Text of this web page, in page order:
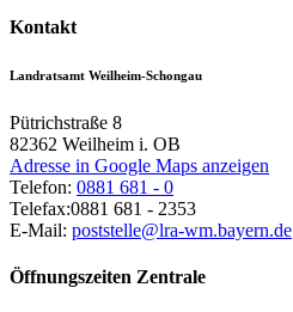
Kontakt
Landratsamt Weilheim-Schongau
Pütrichstraße 8
82362 Weilheim i. OB
Adresse in Google Maps anzeigen
Telefon: 0881 681 - 0
Telefax:0881 681 - 2353
E-Mail: poststelle@lra-wm.bayern.de
Öffnungszeiten Zentrale